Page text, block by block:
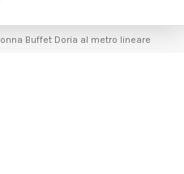
Buffet Doria al metro lineare